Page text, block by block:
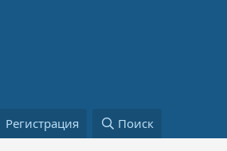
Регистрация Поиск